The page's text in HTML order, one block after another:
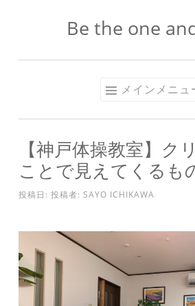
ッ
プ
Be the one
メインメニュ
【神戸体操教室】ク
ことで見えてくるも
投稿日: 投稿者: SAYO ICHIKAWA